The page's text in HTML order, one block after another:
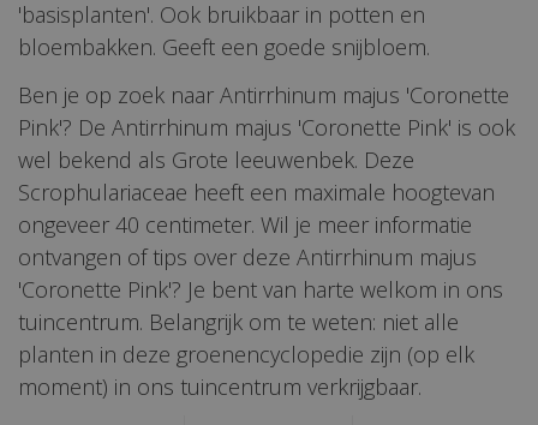
'basisplanten'. Ook bruikbaar in potten en
bloembakken. Geeft een goede snijbloem.
Ben je op zoek naar Antirrhinum majus 'Coronette
Pink'? De Antirrhinum majus 'Coronette Pink' is ook
wel bekend als Grote leeuwenbek. Deze
Scrophulariaceae heeft een maximale hoogtevan
ongeveer 40 centimeter. Wil je meer informatie
ontvangen of tips over deze Antirrhinum majus
'Coronette Pink'? Je bent van harte welkom in ons
tuincentrum. Belangrijk om te weten: niet alle
planten in deze groenencyclopedie zijn (op elk
moment) in ons tuincentrum verkrijgbaar.